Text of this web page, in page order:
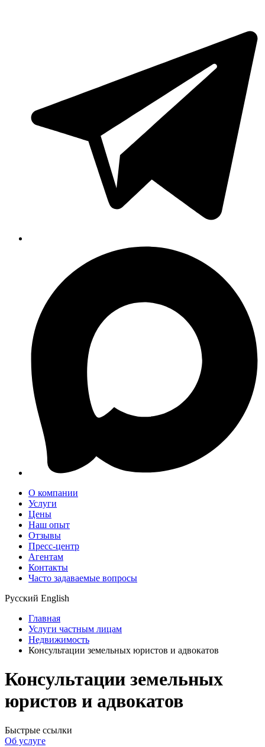
О компании
Услуги
Цены
Наш опыт
Отзывы
Пресс-центр
Агентам
Контакты
Часто задаваемые вопросы
Русский English
Главная
Услуги частным лицам
Недвижимость
Консультации земельных юристов и адвокатов
Консультации земельных
юристов и адвокатов
Быстрые ссылки
Об услуге